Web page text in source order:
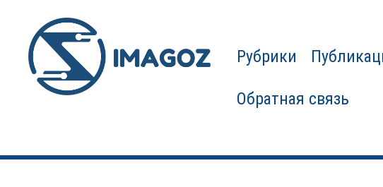
Рубрики
Обратная связь